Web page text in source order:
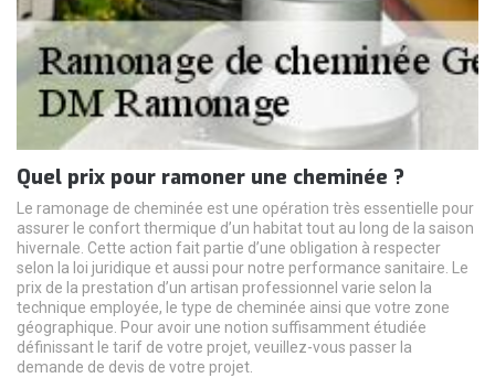
Quel prix pour ramoner une cheminée ?
Le ramonage de cheminée est une opération très essentielle pour
assurer le confort thermique d’un habitat tout au long de la saison
hivernale. Cette action fait partie d’une obligation à respecter
selon la loi juridique et aussi pour notre performance sanitaire. Le
prix de la prestation d’un artisan professionnel varie selon la
technique employée, le type de cheminée ainsi que votre zone
géographique. Pour avoir une notion suffisamment étudiée
définissant le tarif de votre projet, veuillez-vous passer la
demande de devis de votre projet.